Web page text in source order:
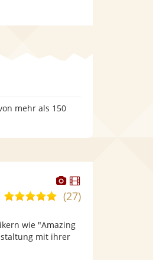
mehr als 150
Dieser
Künstler
stellt
bereit.
Dieser
Künstler
5,0
5
Sternen
(27)
wie "Amazing
mit ihrer